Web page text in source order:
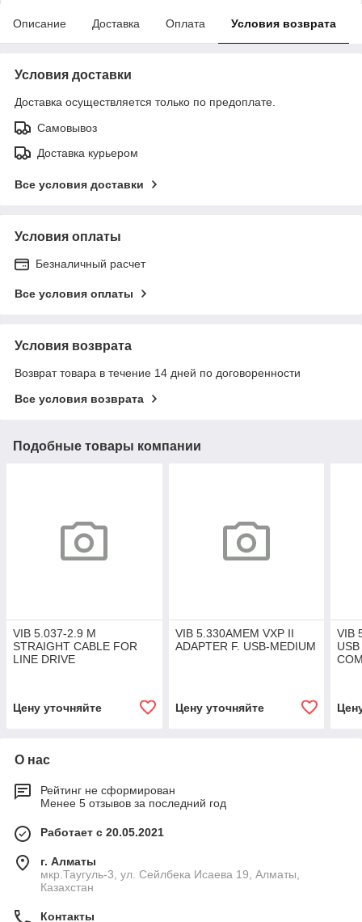
Описание Доставка Оплата Условия возврата
Условия доставки
Доставка осуществляется только по предоплате.
Самовывоз
Доставка курьером
Все условия доставки
Условия оплаты
Безналичный расчет
Все условия оплаты
Условия возврата
Возврат товара в течение 14 дней по договоренности
Все условия возврата
Подобные товары компании
VIB 5.037-2.9 M
STRAIGHT CABLE FOR
LINE DRIVE
Цену уточняйте
VIB 5.330AMEM VXP II
ADAPTER F. USB-MEDIUM
Цену уточняйте
VIB
О нас
Рейтинг не сформирован
Менее 5 отзывов за последний год
Работает с 20.05.2021
г. Алматы
мкр.Таугуль-3, ул. Сейлбека Исаева 19, Алматы,
Казахстан
Контакты